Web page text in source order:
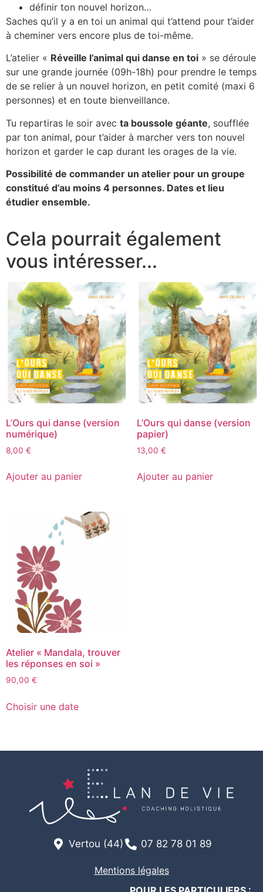
définir ton nouvel horizon…
Saches qu’il y a en toi un animal qui t’attend pour t’aider
à cheminer vers encore plus de toi-même.
L’atelier « Réveille l’animal qui danse en toi » se déroule
sur une grande journée (09h-18h) pour prendre le temps
de se relier à un nouvel horizon, en petit comité (maxi 6
personnes) et en toute bienveillance.
Tu repartiras le soir avec ta boussole géante, soufflée
par ton animal, pour t’aider à marcher vers ton nouvel
horizon et garder le cap durant les orages de la vie.
Possibilité de commander un atelier pour un groupe
constitué d’au moins 4 personnes. Dates et lieu
étudier ensemble.
Cela pourrait également
vous intéresser...
L’Ours qui danse (version
numérique)
8,00 €
Ajouter au panier
L’Ours qui danse (version
papier)
13,00 €
Ajouter au panier
Atelier « Mandala, trouver
les réponses en soi »
90,00 €
Choisir une date
Vertou (44) 07 82 78 01 89
Mentions légales